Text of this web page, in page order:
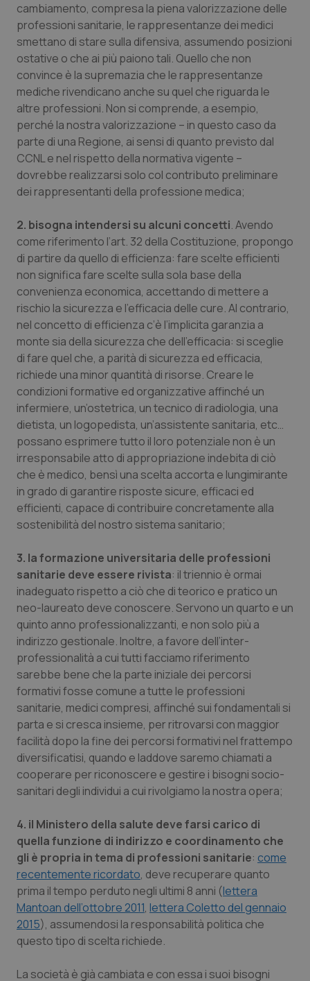
Umbria
Valle D’Aosta
Veneto
Oftalmologia
Oncodermatologia
Oncoematologia
Oncologia & Nutrizione
Psoriasi & pelle
Quotidiano Cardiologia
Quotidiano Chirurgia
Quotidiano Oncologia
Quotidiano Pediatria
Rene & patologie urogenitali
Salute orale & impianti
Sangue & coagulazione
Tiroide
Tumore al seno
Tumore ovarico
Tumori del Polmone & Testa Collo
Tumori gastrointestinali
Ulcera & Reflusso
Vaccini
cambiamento, compresa la piena valorizzazione delle
professioni sanitarie, le rappresentanze dei medici
smettano di stare sulla difensiva, assumendo posizioni
ostative o che ai più paiono tali. Quello che non
convince è la supremazia che le rappresentanze
mediche rivendicano anche su quel che riguarda le
altre professioni. Non si comprende, a esempio,
perché la nostra valorizzazione – in questo caso da
parte di una Regione, ai sensi di quanto previsto dal
CCNL e nel rispetto della normativa vigente –
dovrebbe realizzarsi solo col contributo preliminare
dei rappresentanti della professione medica;
2. bisogna intendersi su alcuni concetti. Avendo
come riferimento l’art. 32 della Costituzione, propongo
di partire da quello di efficienza: fare scelte efficienti
non significa fare scelte sulla sola base della
convenienza economica, accettando di mettere a
rischio la sicurezza e l’efficacia delle cure. Al contrario,
nel concetto di efficienza c’è l’implicita garanzia a
monte sia della sicurezza che dell’efficacia: si sceglie
di fare quel che, a parità di sicurezza ed efficacia,
richiede una minor quantità di risorse. Creare le
condizioni formative ed organizzative affinché un
infermiere, un’ostetrica, un tecnico di radiologia, una
dietista, un logopedista, un’assistente sanitaria, etc…
possano esprimere tutto il loro potenziale non è un
irresponsabile atto di appropriazione indebita di ciò
che è medico, bensì una scelta accorta e lungimirante
in grado di garantire risposte sicure, efficaci ed
efficienti, capace di contribuire concretamente alla
sostenibilità del nostro sistema sanitario;
3. la formazione universitaria delle professioni
sanitarie deve essere rivista: il triennio è ormai
inadeguato rispetto a ciò che di teorico e pratico un
neo-laureato deve conoscere. Servono un quarto e un
quinto anno professionalizzanti, e non solo più a
indirizzo gestionale. Inoltre, a favore dell’inter-
professionalità a cui tutti facciamo riferimento
sarebbe bene che la parte iniziale dei percorsi
formativi fosse comune a tutte le professioni
sanitarie, medici compresi, affinché sui fondamentali si
parta e si cresca insieme, per ritrovarsi con maggior
facilità dopo la fine dei percorsi formativi nel frattempo
diversificatisi, quando e laddove saremo chiamati a
cooperare per riconoscere e gestire i bisogni socio-
sanitari degli individui a cui rivolgiamo la nostra opera;
4. il Ministero della salute deve farsi carico di
quella funzione di indirizzo e coordinamento che
gli è propria in tema di professioni sanitarie: come
recentemente ricordato, deve recuperare quanto
prima il tempo perduto negli ultimi 8 anni (lettera
Mantoan dell’ottobre 2011, lettera Coletto del gennaio
2015), assumendosi la responsabilità politica che
questo tipo di scelta richiede.
La società è già cambiata e con essa i suoi bisogni